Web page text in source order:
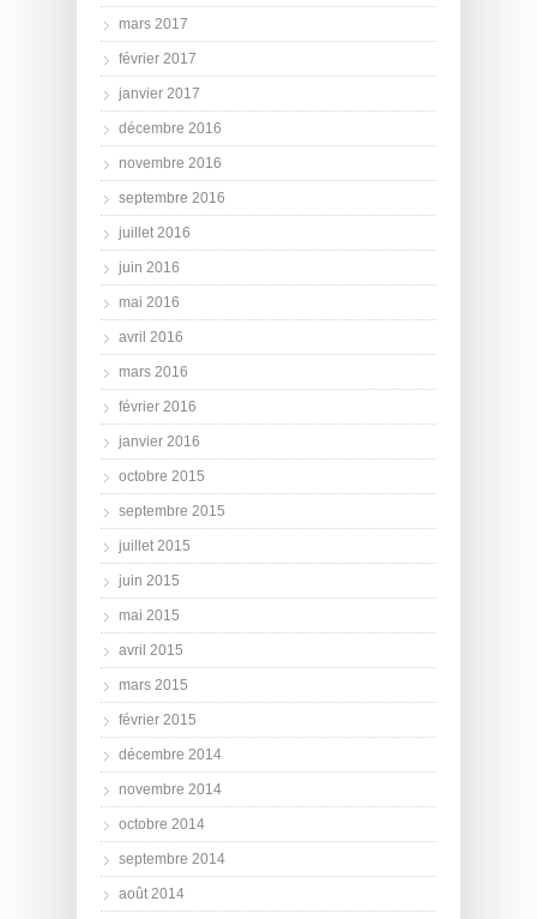
mars 2017
février 2017
janvier 2017
décembre 2016
novembre 2016
septembre 2016
juillet 2016
juin 2016
mai 2016
avril 2016
mars 2016
février 2016
janvier 2016
octobre 2015
septembre 2015
juillet 2015
juin 2015
mai 2015
avril 2015
mars 2015
février 2015
décembre 2014
novembre 2014
octobre 2014
septembre 2014
août 2014